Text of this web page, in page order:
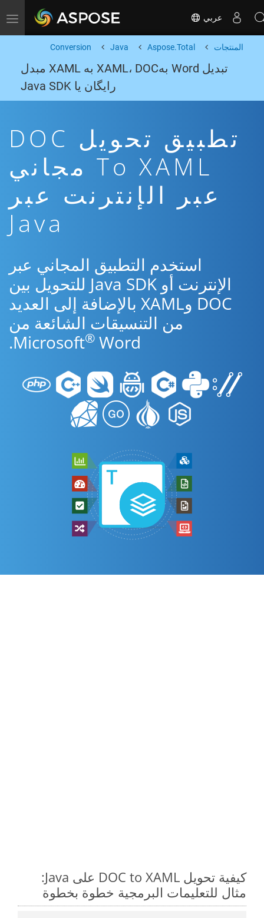
Toggle navigation عربي
المنتجات Aspose.Total
Java
Conversion
تبدیل Word بهXAML، DOC به XAML مبدل
رایگان یا Java SDK
تطبيق تحويل DOC
To XAML مجاني
عبر الإنترنت عبر
Java
استخدم التطبيق المجاني عبر
الإنترنت أو Java SDK للتحويل بين
DOC وXAML بالإضافة إلى العديد
من التنسيقات الشائعة من
Microsoft® Word.
كيفية تحويل DOC to XAML على Java:
مثال للتعليمات البرمجية خطوة بخطوة